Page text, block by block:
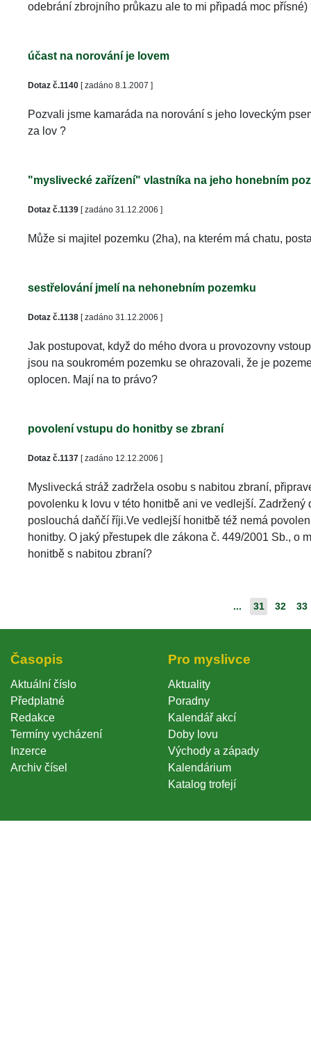
odebrání zbrojního průkazu ale to mi připadá moc přísné)
účast na norování je lovem
Dotaz č.1140 [ zadáno 8.1.2007 ]
Pozvali jsme kamaráda na norování s jeho loveckým
za lov ?
"myslivecké zařízení" vlastníka na jeho honebním
Dotaz č.1139 [ zadáno 31.12.2006 ]
Může si majitel pozemku (2ha), na kterém má chatu,
estřelování jmelí na nehonebním pozemku
Dotaz č.1138 [ zadáno 31.12.2006 ]
Jak postupovat, když do mého dvora u provozovny
jsou na soukromém pozemku se ohrazovali, že je
oplocen. Mají na to právo?
povolení vstupu do honitby se zbraní
Dotaz č.1137 [ zadáno 12.12.2006 ]
Myslivecká stráž zadržela osobu s nabitou zbraní,
povolenku k lovu v této honitbě ani ve vedlejší.
poslouchá daňčí říji.Ve vedlejší honitbě též nemá
honitby. O jaký přestupek dle zákona č. 449/2001 Sb., o
honitbě s nabitou zbraní?
... 31 32 33
Časopi
Aktuální číslo
Předplatné
Redakce
Termíny vycházení
Inzerce
Archiv čísel
Pro myslivce
Aktuality
Poradny
Kalendář akcí
Doby lovu
Východy a západy
Kalendárium
Katalog trofejí